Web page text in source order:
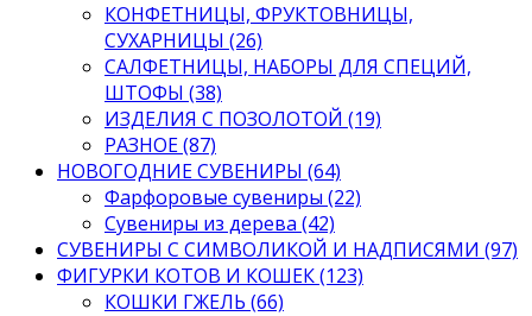
КОНФЕТНИЦЫ, ФРУКТОВНИЦЫ,
СУХАРНИЦЫ (26)
САЛФЕТНИЦЫ, НАБОРЫ ДЛЯ СПЕЦИЙ,
ШТОФЫ (38)
ИЗДЕЛИЯ С ПОЗОЛОТОЙ (19)
РАЗНОЕ (87)
НОВОГОДНИЕ СУВЕНИРЫ (64)
Фарфоровые сувениры (22)
Сувениры из дерева (42)
СУВЕНИРЫ С СИМВОЛИКОЙ И НАДПИСЯМИ (97)
ФИГУРКИ КОТОВ И КОШЕК (123)
КОШКИ ГЖЕЛЬ (66)